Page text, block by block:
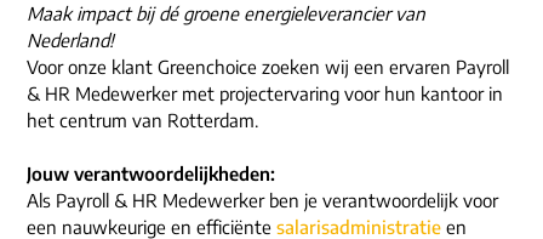
Maak impact bij dé groene energieleverancier van
Nederland!
Voor onze klant Greenchoice zoeken wij een ervaren Payroll
& HR Medewerker met projectervaring voor hun kantoor in
het centrum van Rotterdam.
Jouw verantwoordelijkheden:
Als Payroll & HR Medewerker ben je verantwoordelijk voor
een nauwkeurige en efficiënte salarisadministratie en